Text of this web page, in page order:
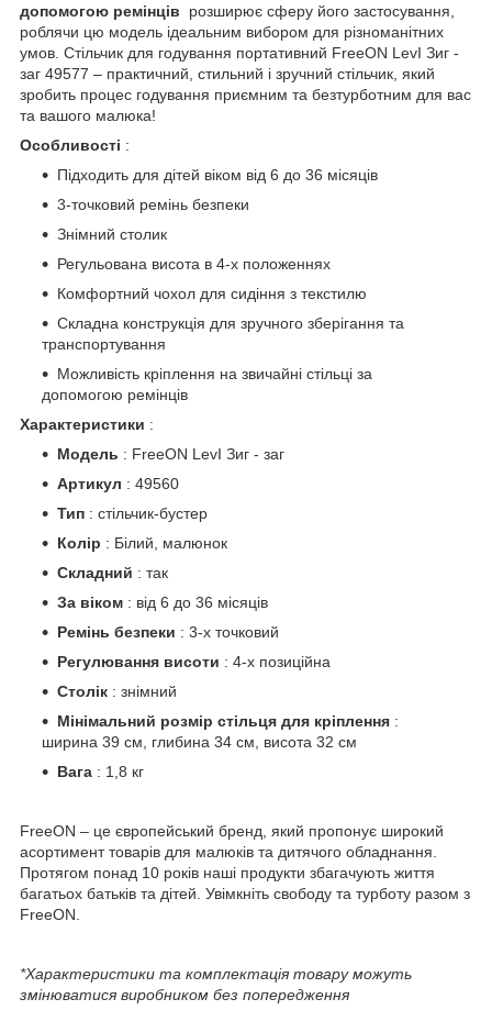
допомогою ремінців розширює сферу його застосування,
роблячи цю модель ідеальним вибором для різноманітних
умов. Стільчик для годування портативний FreeON LevI Зиг -
заг 49577 – практичний, стильний і зручний стільчик, який
зробить процес годування приємним та безтурботним для вас
та вашого малюка!
Особливості :
Підходить для дітей віком від 6 до 36 місяців
3-точковий ремінь безпеки
Знімний столик
Регульована висота в 4-х положеннях
Комфортний чохол для сидіння з текстилю
Складна конструкція для зручного зберігання та
транспортування
Можливість кріплення на звичайні стільці за
допомогою ремінців
Характеристики :
Модель : FreeON LevI Зиг - заг
Артикул : 49560
Тип : стільчик-бустер
Колір : Білий, малюнок
Складний : так
За віком : від 6 до 36 місяців
Ремінь безпеки : 3-х точковий
Регулювання висоти : 4-х позиційна
Столік : знімний
Мінімальний розмір стільця для кріплення :
ширина 39 см, глибина 34 см, висота 32 см
Вага : 1,8 кг
FreeON – це європейський бренд, який пропонує широкий
асортимент товарів для малюків та дитячого обладнання.
Протягом понад 10 років наші продукти збагачують життя
багатьох батьків та дітей. Увімкніть свободу та турботу разом з
FreeON.
*Характеристики та комплектація товару можуть
змінюватися виробником без попередження